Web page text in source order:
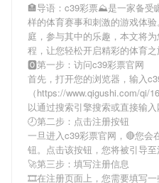
🏣导语： c39彩票⛰是一家备受
样的体育赛事和刺激的游戏体
庭，参与其中的乐趣，本文将
程，让您轻松开启精彩的体育之
🅾第一步：访问c39彩票官网
首先，打开您的浏览器，输入
（https://www.qigushi.com/qi/
以通过搜索引擎搜索或直接输入
🕗第二步：点击注册按钮
一旦进入c39彩票官网，🔴您会
钮。点击该按钮，您将被引导至
🚀第三步：填写注册信息
🎞在注册页面上，您需要填写